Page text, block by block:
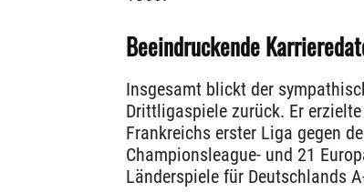
Beeindruckende
Insgesamt blickt der
Drittligaspiele zurück. Er
Frankreichs erster Liga gegen
Championsleague- und 21
Länderspiele für Deutschlands